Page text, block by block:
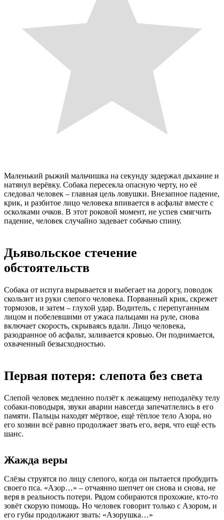
Маленький рыжий мальчишка на секунду задержал дыхание и
натянул верёвку. Собака пересекла опасную черту, но её
следовал человек – главная цель ловушки. Внезапное падение,
крик, и разбитое лицо человека впивается в асфальт вместе с
осколками очков. В этот роковой момент, не успев смягчить
падение, человек случайно задевает собачью спину.
Дьявольское стечение
обстоятельств
Собака от испуга вырывается и выбегает на дорогу, поводок
скользит из руки слепого человека. Порванный крик, скрежет
тормозов, и затем – глухой удар. Водитель, с перепуганным
лицом и побелевшими от ужаса пальцами на руле, снова
включает скорость, скрываясь вдали. Лицо человека,
разодранное об асфальт, заливается кровью. Он поднимается,
охваченный безысходностью.
Первая потеря: слепота без света
Слепой человек медленно ползёт к лежащему неподалёку телу
собаки-поводыря, звуки аварии навсегда запечатлелись в его
памяти. Пальцы находят мёртвое, ещё тёплое тело Азора, но
его хозяин всё равно продолжает звать его, веря, что ещё есть
шанс.
Жажда веры
Слёзы струятся по лицу слепого, когда он пытается пробудить
своего пса. «Азор…» – отчаянно шепчет он снова и снова, не
веря в реальность потери. Рядом собираются прохожие, кто-то
зовёт скорую помощь. Но человек говорит только с Азором, и
его губы продолжают звать: «Азорушка…»